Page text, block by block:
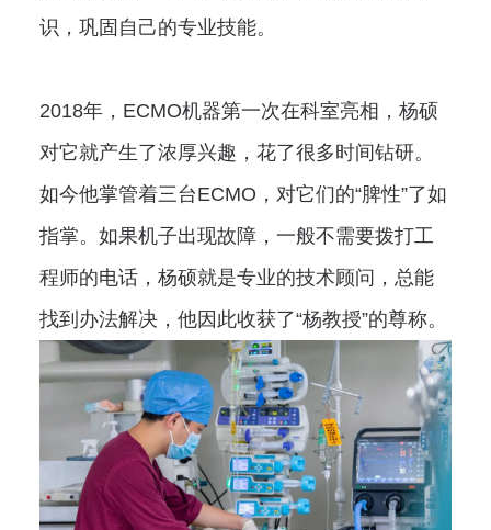
识，巩固自己的专业技能。
2018年，ECMO机器第一次在科室亮相，杨硕
对它就产生了浓厚兴趣，花了很多时间钻研。
如今他掌管着三台ECMO，对它们的“脾性”了如
指掌。如果机子出现故障，一般不需要拨打工
程师的电话，杨硕就是专业的技术顾问，总能
找到办法解决，他因此收获了“杨教授”的尊称。